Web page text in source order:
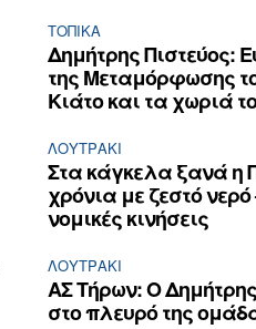
ΤΟΠΙΚΑ
Δημήτρης Πιστεύος:
της Μεταμόρφωσης
Κιάτο και τα χωριά
ΛΟΥΤΡΆΚΙ
Στα κάγκελα ξανά η
χρόνια με ζεστό
νομικές κινήσεις
ΛΟΥΤΡΆΚΙ
ΑΣ Τήρων: Ο
στο πλευρό της